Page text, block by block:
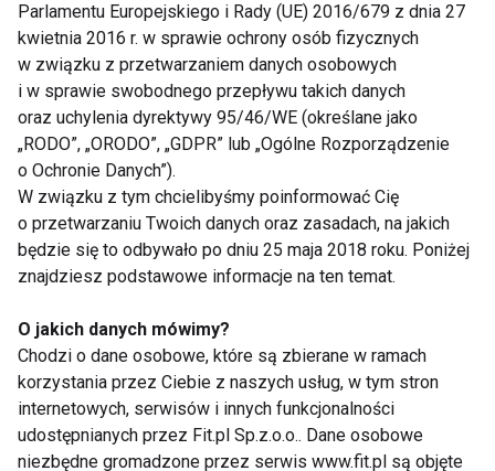
powinieneś wziąć na siebie także obowiązki dorosłej
osoby" .
Nie obciążaj - ale także nie wyręczaj zanadto,
dziecko powinno znać smak beztroski, ale także
ciężkiej pracy, która pozwala osiągać sukces i
zdobywać środki materialne.
Stawiaj na siebie
– dawaj dobry przykład, jeśli
że sam chcesz i lubisz się rozwijać, wspólnie
odkrywajcie pasje, uprawiajcie sporty, to nie tylko
dobry moment, by zarazić dziecko pasją, ale także
spędzać ze sobą więcej czasu.
Parlamentu Europejskiego i Rady (UE) 2016/679 z dnia 27
kwietnia 2016 r. w sprawie ochrony osób fizycznych
w związku z przetwarzaniem danych osobowych
i w sprawie swobodnego przepływu takich danych
oraz uchylenia dyrektywy 95/46/WE (określane jako
„RODO”, „ORODO”, „GDPR” lub „Ogólne Rozporządzenie
o Ochronie Danych”).
W związku z tym chcielibyśmy poinformować Cię
o przetwarzaniu Twoich danych oraz zasadach, na jakich
będzie się to odbywało po dniu 25 maja 2018 roku. Poniżej
znajdziesz podstawowe informacje na ten temat.
O jakich danych mówimy?
Chodzi o dane osobowe, które są zbierane w ramach
korzystania przez Ciebie z naszych usług, w tym stron
internetowych, serwisów i innych funkcjonalności
udostępnianych przez Fit.pl Sp.z.o.o.. Dane osobowe
niezbędne gromadzone przez serwis www.fit.pl są objęte